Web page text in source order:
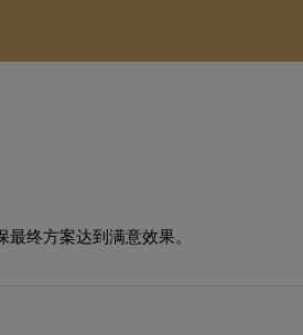
终方案达到满意效果。